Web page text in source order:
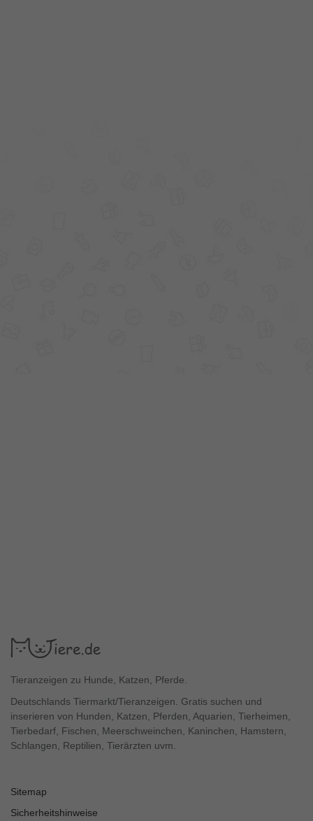
Tieranzeigen zu Hunde, Katzen, Pferde.
Deutschlands Tiermarkt/Tieranzeigen. Gratis suchen und
inserieren von Hunden, Katzen, Pferden, Aquarien, Tierheimen,
Tierbedarf, Fischen, Meerschweinchen, Kaninchen, Hamstern,
Schlangen, Reptilien, Tierärzten uvm.
Sitemap
Sicherheitshinweise